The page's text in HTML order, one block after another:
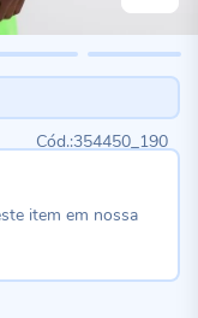
354450_190
item em nossa